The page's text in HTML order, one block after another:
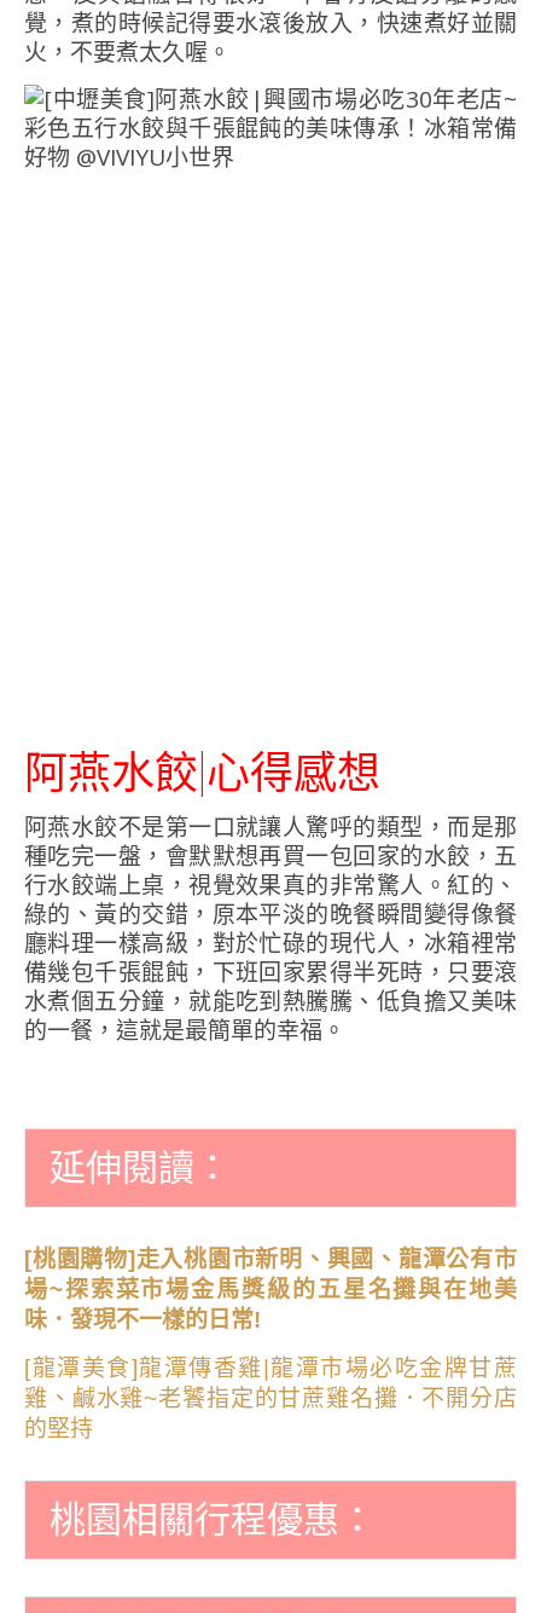
覺，煮的時候記得要水滾後放入，快速煮好並關
火，不要煮太久喔。
阿燕水餃|心得感想
阿燕水餃不是第一口就讓人驚呼的類型，而是那
種吃完一盤，會默默想再買一包回家的水餃，五
行水餃端上桌，視覺效果真的非常驚人。紅的、
綠的、黃的交錯，原本平淡的晚餐瞬間變得像餐
廳料理一樣高級，對於忙碌的現代人，冰箱裡常
備幾包千張餛飩，下班回家累得半死時，只要滾
水煮個五分鐘，就能吃到熱騰騰、低負擔又美味
的一餐，這就是最簡單的幸福。
延伸閱讀：
[桃園購物]走入桃園市新明、興國、龍潭公有市
場~探索菜市場金馬獎級的五星名攤與在地美
味．發現不一樣的日常!
[龍潭美食]龍潭傳香雞|龍潭市場必吃金牌甘蔗
雞、鹹水雞~老饕指定的甘蔗雞名攤．不開分店
的堅持
桃園相關行程優惠：